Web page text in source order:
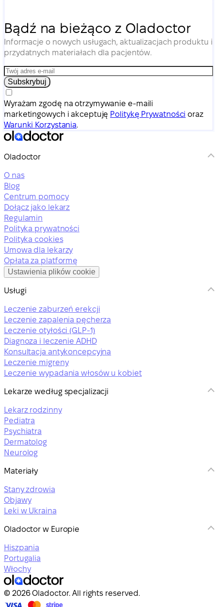
Bądź na bieżąco z Oladoctor
Informacje o nowych usługach, aktualizacjach produktu i
przydatnych materiałach dla pacjentów.
Subskrybuj
Wyrażam zgodę na otrzymywanie e-maili
marketingowych i akceptuję Politykę Prywatności oraz
Warunki Korzystania.
Oladoctor
O nas
Blog
Centrum pomocy
Dołącz jako lekarz
Regulamin
Polityka prywatności
Polityka cookies
Umowa dla lekarzy
Opłata za platformę
Ustawienia plików cookie
Usługi
Leczenie zaburzeń erekcji
Leczenie zapalenia pęcherza
Leczenie otyłości (GLP-1)
Diagnoza i leczenie ADHD
Konsultacja antykoncepcyjna
Leczenie migreny
Leczenie wypadania włosów u kobiet
Lekarze według specjalizacji
Lekarz rodzinny
Pediatra
Psychiatra
Dermatolog
Neurolog
Materiały
Stany zdrowia
Objawy
Leki w Ukraina
Oladoctor w Europie
Hiszpania
Portugalia
Włochy
© 2026 Oladoctor. All rights reserved.